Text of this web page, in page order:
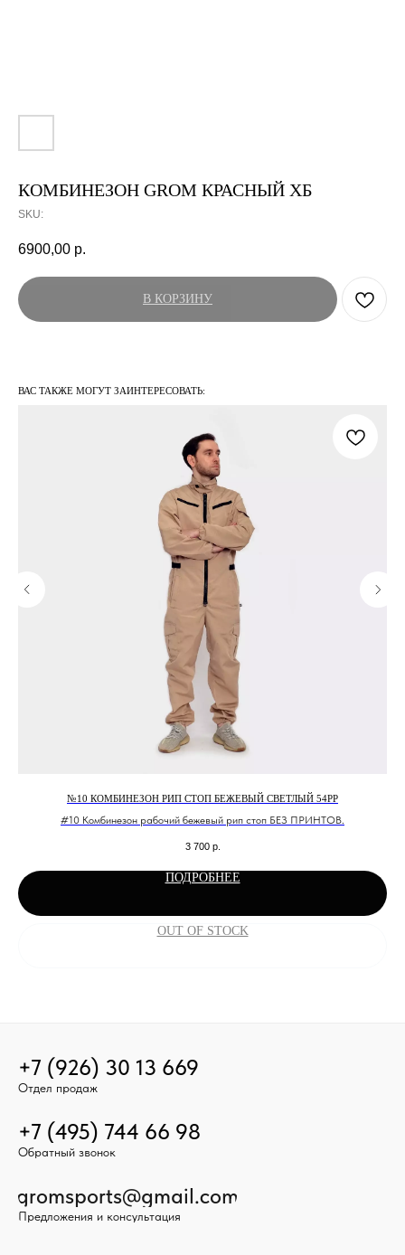
КОМБИНЕЗОН GROM КРАСНЫЙ ХБ
SKU:
6900,00 р.
В КОРЗИНУ
ВАС ТАКЖЕ МОГУТ ЗАИНТЕРЕСОВАТЬ:
№10 КОМБИНЕЗОН РИП СТОП БЕЖЕВЫЙ СВЕТЛЫЙ 54РР
#10 Комбинезон рабочий бежевый рип стоп БЕЗ ПРИНТОВ.
3 700 р.
ПОДРОБНЕЕ
OUT OF STOCK
+7 (495) 744 66 98
gromsports@gmail.com
Предложения и консультация
+7 (926) 30 13 669
Отдел продаж
Обратный звонок